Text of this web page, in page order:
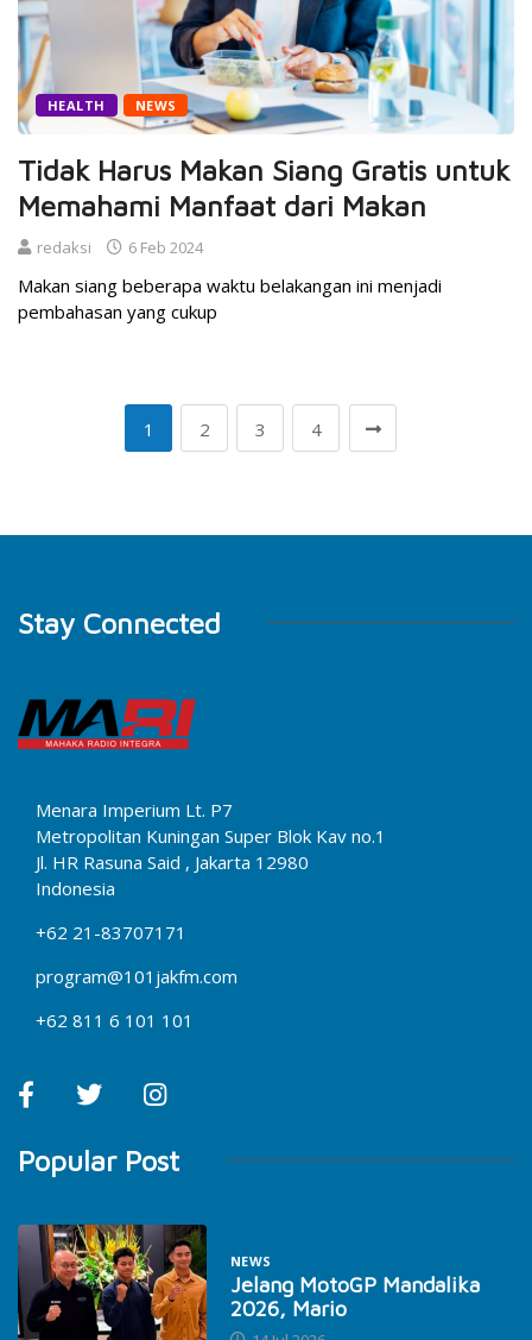
HEALTH NEWS
Tidak Harus Makan Siang Gratis untuk
Memahami Manfaat dari Makan
redaksi 6 Feb 2024
Makan siang beberapa waktu belakangan ini menjadi
pembahasan yang cukup
1 2 3 4
Stay Connected
Menara Imperium Lt. P7
Metropolitan Kuningan Super Blok Kav no.1
Jl. HR Rasuna Said , Jakarta 12980
Indonesia
+62 21-83707171
program@101jakfm.com
+62 811 6 101 101
Popular Post
NEWS
Jelang MotoGP Mandalika
2026, Mario